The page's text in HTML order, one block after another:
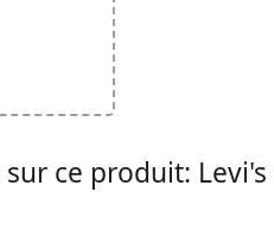
ce produit: Levi's